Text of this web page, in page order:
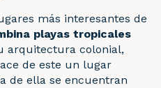
más interesantes de
playas tropicales
arquitectura colonial,
de este un lugar
de ella se encuentran